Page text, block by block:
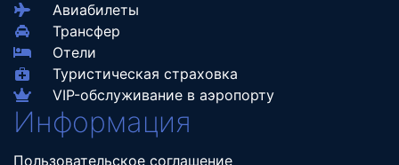
Авиабилеты
Трансфер
Отели
Туристическая страховка
VIP-обслуживание в аэропорту
Информация
Пользовательское соглашение